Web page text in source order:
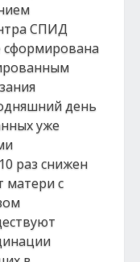
СПИД
сформирована
день
уже
раз снижен
матери с